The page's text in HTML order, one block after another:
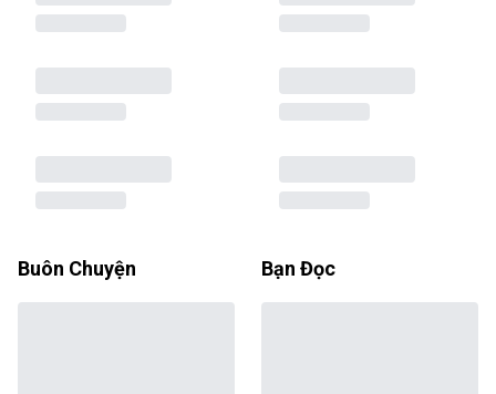
Buôn Chuyện Bạn Đọc